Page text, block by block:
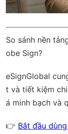
So sánh nền
obe Sign?
eSignGlobal
t và tiết kiệm
á minh bạch và
👉 Bắt đầu